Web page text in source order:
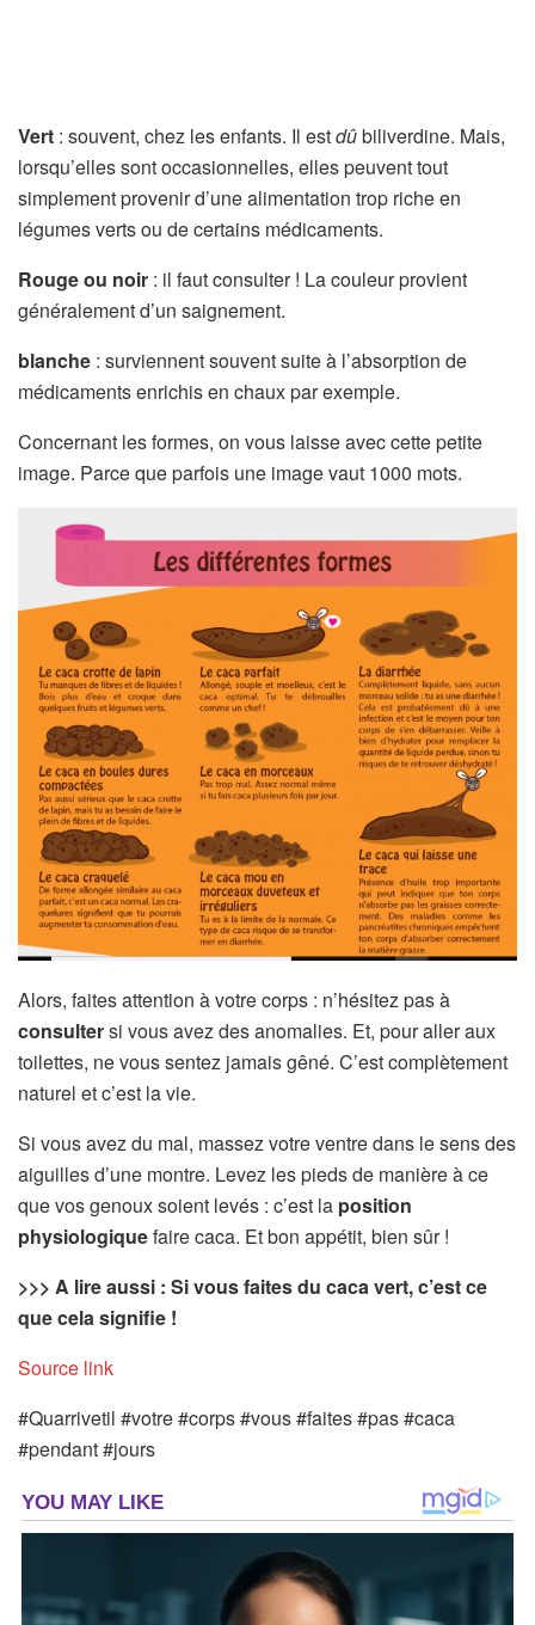
Vert : souvent, chez les enfants. Il estdûbiliverdine. Mais,
lorsqu’elles sont occasionnelles, elles peuvent tout
simplement provenir d’une alimentation trop riche en
légumes verts ou de certains médicaments.
Rouge ou noir : il faut consulter ! La couleur provient
généralement d’un saignement.
blanche : surviennent souvent suite à l’absorption de
médicaments enrichis en chaux par exemple.
Concernant les formes, on vous laisse avec cette petite
image. Parce que parfois une image vaut 1000 mots.
Alors, faites attention à votre corps : n’hésitez pas à
consultersi vous avez des anomalies. Et, pour aller aux
toilettes, ne vous sentez jamais gêné. C’est complètement
naturel et c’est la vie.
Si vous avez du mal, massez votre ventre dans le sens des
aiguilles d’une montre. Levez les pieds de manière à ce
que vos genoux soient levés : c’est la position
physiologiquefaire caca. Et bon appétit, bien sûr !
>>> A lire aussi : Si vous faites du caca vert, c’est ce
que cela signifie !
Source link
#Quarrivetil #votre #corps #vous #faites #pas #caca
#pendant #jours